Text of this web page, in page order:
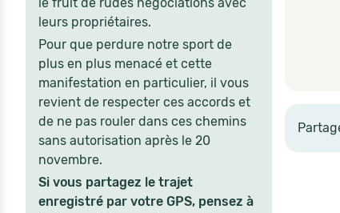
leurs propriétaires.
Pour que perdure notre sport de
plus en plus menacé et cette
manifestation en particulier, il vous
revient de respecter ces accords et
de ne pas rouler dans ces chemins
sans autorisation après le 20
novembre.
Si vous partagez le trajet
enregistré par votre GPS, pensez à